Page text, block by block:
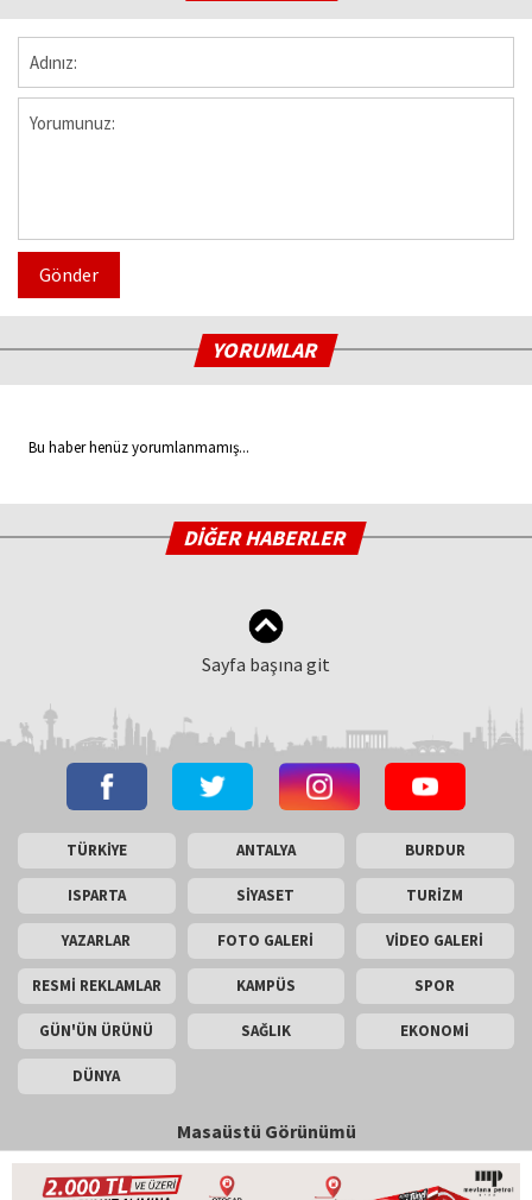
Gönder
YORUMLAR
Bu haber henüz yorumlanmamış...
DİĞER HABERLER
Sayfa başına git
TÜRKİYE ANTALYA BURDUR
ISPARTA SİYASET TURİZM
YAZARLAR FOTO GALERİ VİDEO GALERİ
RESMİ REKLAMLAR KAMPÜS SPOR
GÜN'ÜN ÜRÜNÜ SAĞLIK EKONOMİ
DÜNYA
Masaüstü Görünümü
İletişim